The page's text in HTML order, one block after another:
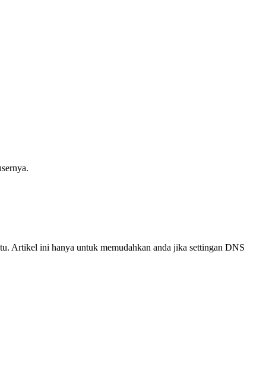
Artikel ini hanya untuk memudahkan anda jika settingan DNS